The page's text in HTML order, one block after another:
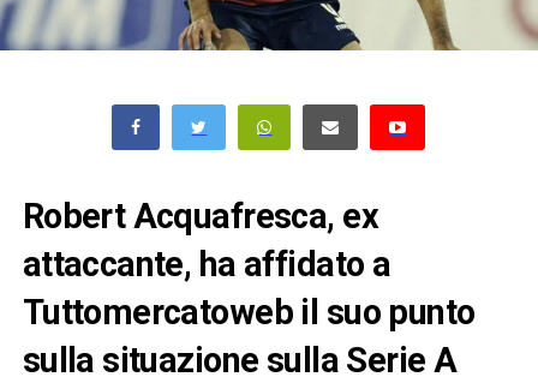
Robert Acquafresca, ex
attaccante, ha affidato a
Tuttomercatoweb il suo punto
sulla situazione sulla Serie A